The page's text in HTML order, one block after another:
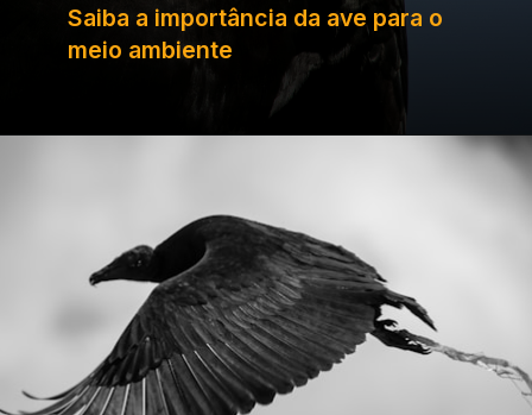
Saiba a importância da ave para o
meio ambiente